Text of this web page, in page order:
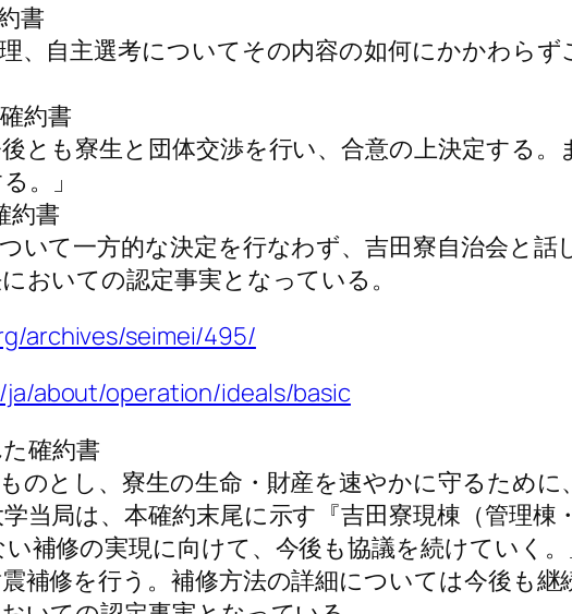
書
、自主選考についてその内容の如何にかかわら
約書
とも寮生と団体交渉を行い、合意の上決定する
。」
約書
いて一方的な決定を行なわず、吉田寮自治会と話
おいての認定事実となっている。
archives/seimei/495/
about/operation/ideals/basic
確約書
のとし、寮生の生命・財産を速やかに守るため
当局は、本確約末尾に示す『吉田寮現棟（管理
補修の実現に向けて、今後も協議を続けていく
補修を行う。補修方法の詳細については今後も継